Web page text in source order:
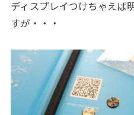
ディスプレイつけちゃえば
すが・・・